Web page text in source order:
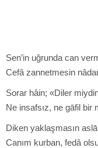
Sen’in uğrunda can
Cefâ zannetmesin
Sorar hâin; «Diler
Ne insafsız, ne gāfil bir
Diken yaklaşmasın
Canım kurban, fedâ